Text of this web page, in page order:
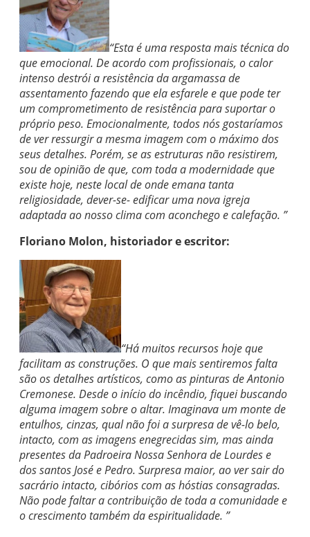
“Esta é uma resposta mais técnica do
que emocional. De acordo com profissionais, o calor
intenso destrói a resistência da argamassa de
assentamento fazendo que ela esfarele e que pode ter
um comprometimento de resistência para suportar o
próprio peso. Emocionalmente, todos nós gostaríamos
de ver ressurgir a mesma imagem com o máximo dos
seus detalhes. Porém, se as estruturas não resistirem,
sou de opinião de que, com toda a modernidade que
existe hoje, neste local de onde emana tanta
religiosidade, dever-se- edificar uma nova igreja
adaptada ao nosso clima com aconchego e calefação. ”
Floriano Molon, historiador e escritor:
“Há muitos recursos hoje que
facilitam as construções. O que mais sentiremos falta
são os detalhes artísticos, como as pinturas de Antonio
Cremonese. Desde o início do incêndio, fiquei buscando
alguma imagem sobre o altar. Imaginava um monte de
entulhos, cinzas, qual não foi a surpresa de vê-lo belo,
intacto, com as imagens enegrecidas sim, mas ainda
presentes da Padroeira Nossa Senhora de Lourdes e
dos santos José e Pedro. Surpresa maior, ao ver sair do
sacrário intacto, cibórios com as hóstias consagradas.
Não pode faltar a contribuição de toda a comunidade e
o crescimento também da espiritualidade. ”